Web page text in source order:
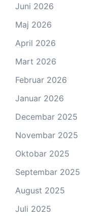
Juni 2026
Maj 2026
April 2026
Mart 2026
Februar 2026
Januar 2026
Decembar 2025
Novembar 2025
Oktobar 2025
Septembar 2025
August 2025
Juli 2025